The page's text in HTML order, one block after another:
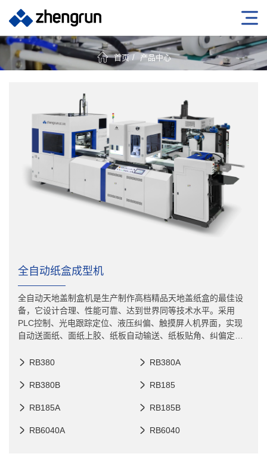
首页 产品中心
全自动纸盒成型机
全自动天地盖制盒机是生产制作高档精品天地盖纸盒的最佳设
备，它设计合理、性能可靠、达到世界同等技术水平。采用
PLC控制、光电跟踪定位、液压纠偏、触摸屏人机界面，实现
自动送面纸、面纸上胶、纸板自动输送、纸板贴角、纠偏定位
大提高生产效率与纸盒成品质量。可适用于手机盒、鞋盒、化
包装。
RB380 RB380A
RB380B RB185
RB185A RB185B
RB6040A RB6040